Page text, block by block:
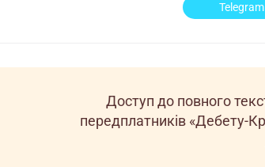
Telegram
Доступ до повного
передплатників «Дебету-